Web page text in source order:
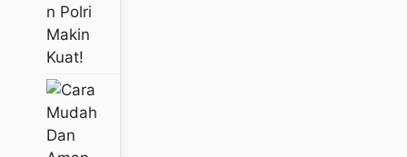
N Polri
Makin
Kuat!